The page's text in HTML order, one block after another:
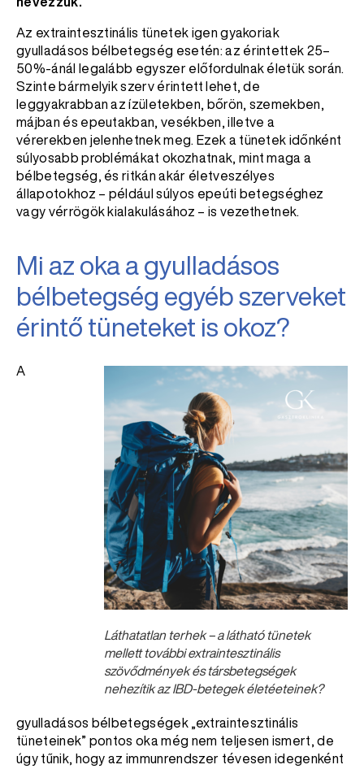
Az extraintesztinális tünetek igen gyakoriak
gyulladásos bélbetegség esetén: az érintettek 25–
50%-ánál legalább egyszer előfordulnak életük során.
Szinte bármelyik szerv érintett lehet, de
leggyakrabban az ízületekben, bőrön, szemekben,
májban és epeutakban, vesékben, illetve a
vérerekben jelenhetnek meg. Ezek a tünetek időnként
súlyosabb problémákat okozhatnak, mint maga a
bélbetegség, és ritkán akár életveszélyes
állapotokhoz – például súlyos epeúti betegséghez
vagy vérrögök kialakulásához – is vezethetnek.
Mi az oka a gyulladásos
bélbetegség egyéb szerveket
érintő tüneteket is okoz?
Láthatatlan terhek – a látható tünetek
mellett további extraintesztinális
szövődmények és társbetegségek
nehezítik az IBD-betegek életéeteinek?
A
gyulladásos bélbetegségek „extraintesztinális
tüneteinek” pontos oka még nem teljesen ismert, de
úgy tűnik, hogy az immunrendszer tévesen idegenként